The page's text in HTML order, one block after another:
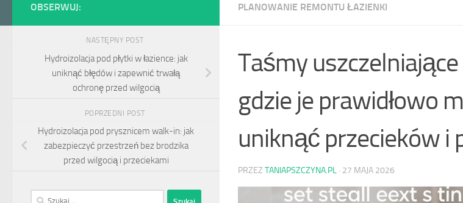
PLANOWANIE REMONTU ŁAZIENKI
Taśmy uszczelniające
gdzie je prawidłowo
uniknąć przecieków i
PRZEZ TANIAPSZCZYNA.PL · 27 MAJA 2026
OBSERWUJ:
NASTĘPNY POST
Hydroizolacja pod płytki w łazience: jak
uniknąć błędów i zapewnić trwałą
ochronę przed wilgocią
POPRZEDNI POST
Hydroizolacja pod prysznicem walk-in: jak
zabezpieczyć przestrzeń bez brodzika
przed wilgocią i przeciekami
Szukaj: